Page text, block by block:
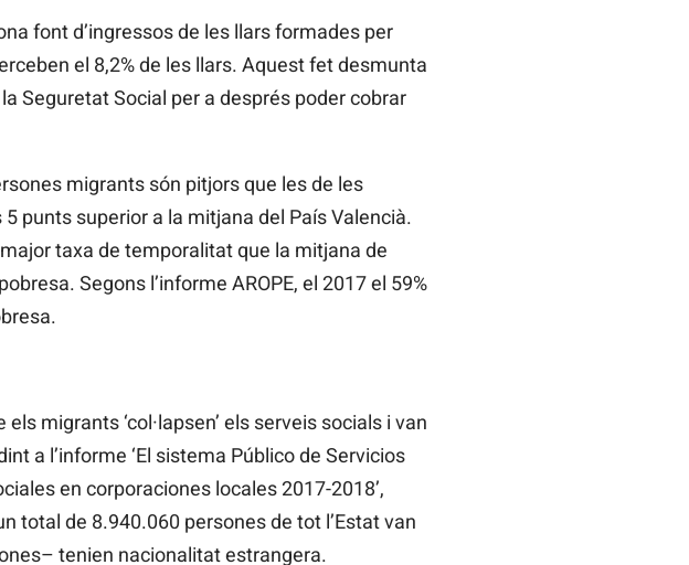
font d’ingressos de les llars formades per
el 8,2% de les llars. Aquest fet desmunta
Seguretat Social per a després poder cobrar
migrants són pitjors que les de les
punts superior a la mitjana del País Valencià.
taxa de temporalitat que la mitjana de
Segons l’informe AROPE, el 2017 el 59%
migrants ‘col·lapsen’ els serveis socials i van
a l’informe ‘El sistema Público de Servicios
en corporaciones locales 2017-2018’,
total de 8.940.060 persones de tot l’Estat van
tenien nacionalitat estrangera.